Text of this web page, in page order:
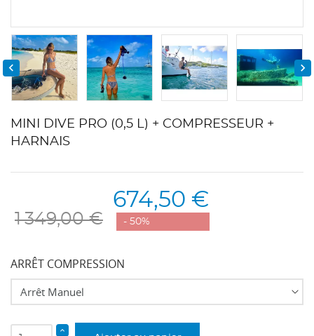
 
MINI DIVE PRO (0,5 L) + COMPRESSEUR +
HARNAIS
1 349,00 €
674,50 €
- 50%
ARRÊT COMPRESSION